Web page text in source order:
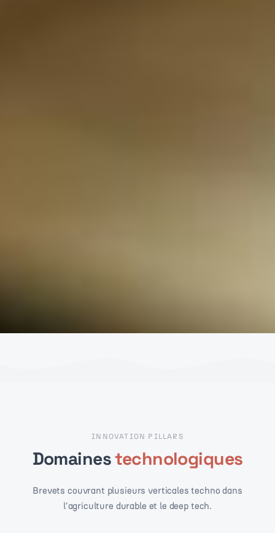
INNOVATION PILLARS
Domainestechnologiques
Brevets couvrant plusieurs verticales techno dans
l'agriculture durable et le deep tech.